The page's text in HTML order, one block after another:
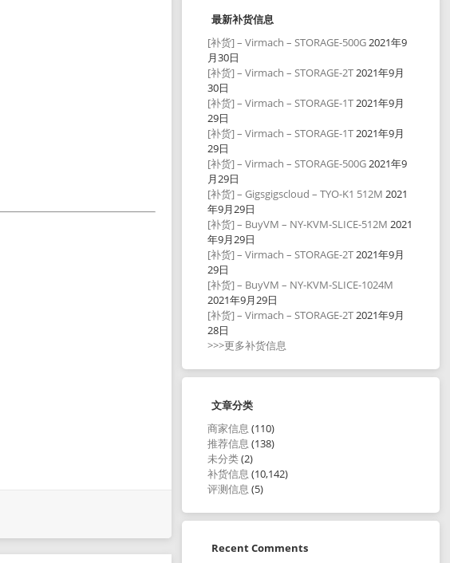
最新补货信息
[补货] – Virmach – STORAGE-500G2021年9
月30日
[补货] – Virmach – STORAGE-2T2021年9月
30日
[补货] – Virmach – STORAGE-1T2021年9月
29日
[补货] – Virmach – STORAGE-1T2021年9月
29日
[补货] – Virmach – STORAGE-500G2021年9
月29日
[补货] – Gigsgigscloud – TYO-K1 512M 2021
年9月29日
[补货] – BuyVM – NY-KVM-SLICE-512M 2021
年9月29日
[补货] – Virmach – STORAGE-2T2021年9月
29日
[补货] – BuyVM – NY-KVM-SLICE-1024M
2021年9月29日
[补货] – Virmach – STORAGE-2T2021年9月
28日
>>>更多补货信息
文章分类
商家信息 (110)
推荐信息 (138)
未分类(2)
补货信息 (10,142)
评测信息 (5)
Recent Comments